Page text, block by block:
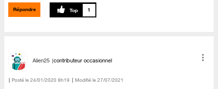
Répondre 1
Alien25 contributeur occasionnel
Posté le ‎24/01/2020 8h19 Modifié le 27/07/2021